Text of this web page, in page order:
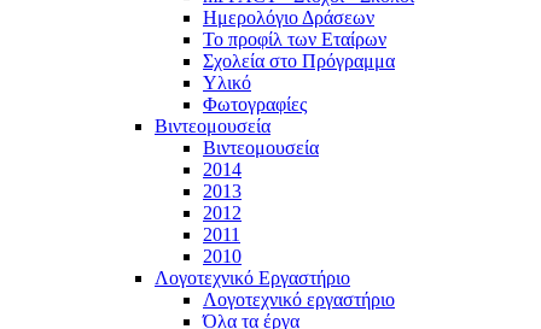
Ημερολόγιο Δράσεων
Το προφίλ των Εταίρων
Σχολεία στο Πρόγραμμα
Υλικό
Φωτογραφίες
Βιντεομουσεία
Βιντεομουσεία
2014
2013
2012
2011
2010
Λογοτεχνικό Εργαστήριο
Λογοτεχνικό εργαστήριο
Όλα τα έργα